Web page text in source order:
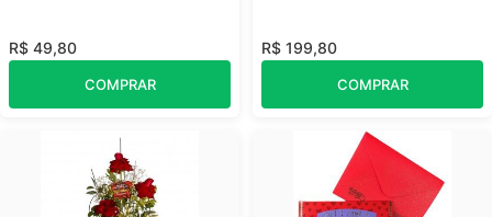
R$ 49,80
COMPRAR
R$ 199,80
COMPRAR